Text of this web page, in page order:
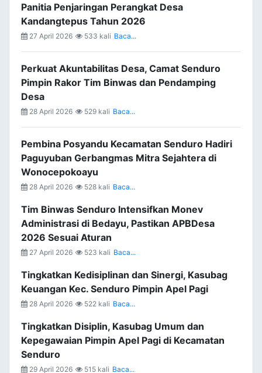
Panitia Penjaringan Perangkat Desa
Kandangtepus Tahun 2026
27 April 2026 533 kali Baca...
Perkuat Akuntabilitas Desa, Camat Senduro
Pimpin Rakor Tim Binwas dan Pendamping
Desa
28 April 2026 529 kali Baca...
Pembina Posyandu Kecamatan Senduro Hadiri
Paguyuban Gerbangmas Mitra Sejahtera di
Wonocepokoayu
28 April 2026 528 kali Baca...
Tim Binwas Senduro Intensifkan Monev
Administrasi di Bedayu, Pastikan APBDesa
2026 Sesuai Aturan
27 April 2026 523 kali Baca...
Tingkatkan Kedisiplinan dan Sinergi, Kasubag
Keuangan Kec. Senduro Pimpin Apel Pagi
28 April 2026 522 kali Baca...
Tingkatkan Disiplin, Kasubag Umum dan
Kepegawaian Pimpin Apel Pagi di Kecamatan
Senduro
29 April 2026 515 kali Baca...